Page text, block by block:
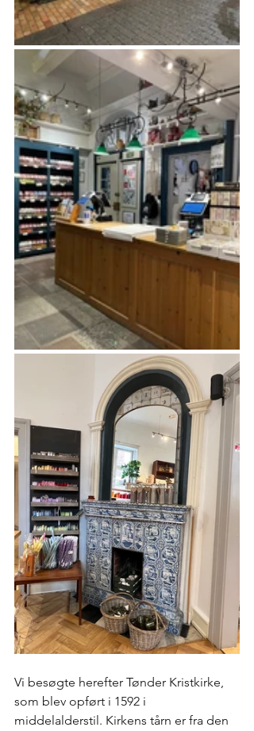
Vi besøgte herefter Tønder Kristkirke,
som blev opført i 1592 i
middelalderstil. Kirkens tårn er fra den